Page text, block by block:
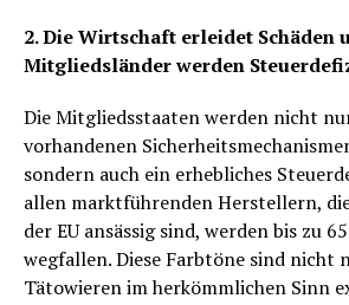
2. Die Wirtschaft erleidet Schäden
Mitgliedsländer werden
Die Mitgliedsstaaten werden nicht
vorhandenen
sondern auch ein erhebliches
allen marktführenden Herstellern,
der EU ansässig sind, werden bis zu
wegfallen. Diese Farbtöne sind nicht
Tätowieren im herkömmlichen Sinn